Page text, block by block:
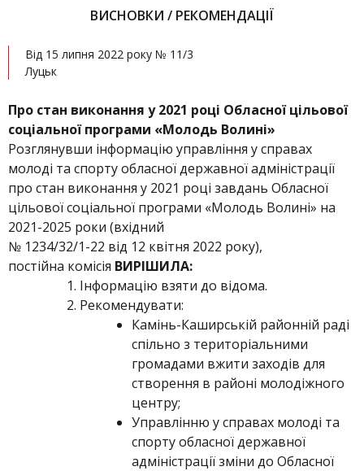
ВИСНОВКИ / РЕКОМЕНДАЦІЇ
Від 15 липня 2022 року № 11/3
Луцьк
Про стан виконання у 2021 році Обласної цільової
соціальної програми «Молодь Волині»
Розглянувши інформацію управління у справах
молоді та спорту обласної державної адміністрації
про стан виконання у 2021 році завдань Обласної
цільової соціальної програми «Молодь Волині» на
2021-2025 роки (вхідний
№ 1234/32/1-22 від 12 квітня 2022 року),
постійна комісія ВИРІШИЛА:
Інформацію взяти до відома.
Рекомендувати:
Камінь-Каширській районній раді
спільно з територіальними
громадами вжити заходів для
створення в районі молодіжного
центру;
Управлінню у справах молоді та
спорту обласної державної
адміністрації зміни до Обласної